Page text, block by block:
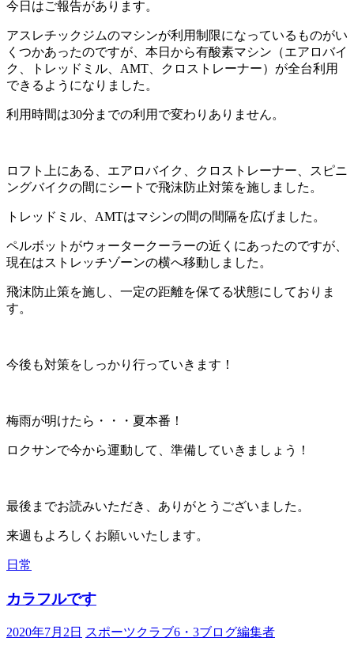
今日はご報告があります。
アスレチックジムのマシンが利用制限になっているものがい
くつかあったのですが、本日から有酸素マシン（エアロバイ
ク、トレッドミル、AMT、クロストレーナー）が全台利用
できるようになりました。
利用時間は30分までの利用で変わりありません。
ロフト上にある、エアロバイク、クロストレーナー、スピニ
ングバイクの間にシートで飛沫防止対策を施しました。
トレッドミル、AMTはマシンの間の間隔を広げました。
ペルボットがウォータークーラーの近くにあったのですが、
現在はストレッチゾーンの横へ移動しました。
飛沫防止策を施し、一定の距離を保てる状態にしておりま
す。
今後も対策をしっかり行っていきます！
梅雨が明けたら・・・夏本番！
ロクサンで今から運動して、準備していきましょう！
最後までお読みいただき、ありがとうございました。
来週もよろしくお願いいたします。
日常
カラフルです
2020年7月2日 スポーツクラブ6・3ブログ編集者